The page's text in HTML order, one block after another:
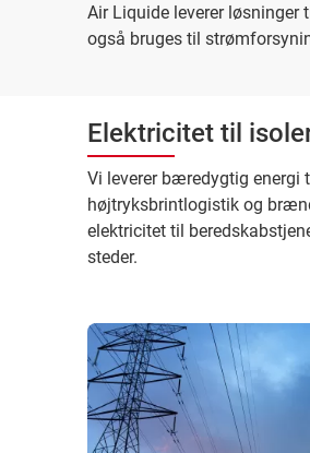
Air Liquide leverer
også bruges til
Elektricitet til
Vi leverer bæredygtig
højtryksbrintlogistik og
elektricitet til
steder.